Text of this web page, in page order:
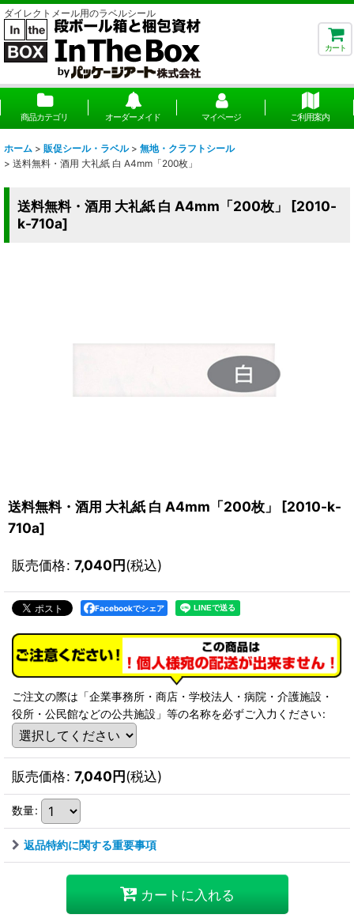
ダイレクトメール用のラベルシール
カート
商品カテゴリ オーダーメイド マイページ ご利用案内
ホーム > 販促シール・ラベル > 無地・クラフトシール
> 送料無料・酒用 大礼紙 白 A4mm「200枚」
送料無料・酒用 大礼紙 白 A4mm「200枚」 [2010-
k-710a]
送料無料・酒用 大礼紙 白 A4mm「200枚」 [2010-k-
710a]
販売価格: 7,040円(税込)
Facebookでシェア
ご注文の際は「企業事務所・商店・学校法人・病院・介護施設・
役所・公民館などの公共施設」等の名称を必ずご入力ください:
販売価格: 7,040円(税込)
数量:
返品特約に関する重要事項
カートに入れる